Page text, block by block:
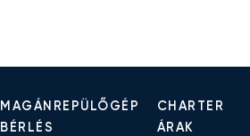
MAGÁNREPÜLŐGÉP
BÉRLÉS
CHARTER
ÁRAK